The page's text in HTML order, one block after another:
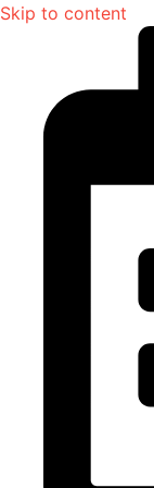
Skip to content